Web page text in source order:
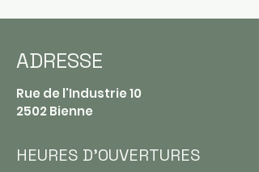
ADRESSE
Rue de l'Industrie 10
2502 Bienne
HEURES D'OUVERTURES